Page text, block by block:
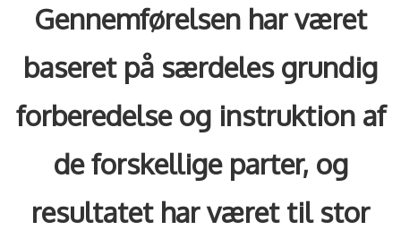
Gennemførelsen har været
baseret på særdeles grundig
forberedelse og instruktion af
de forskellige parter, og
resultatet har været til stor